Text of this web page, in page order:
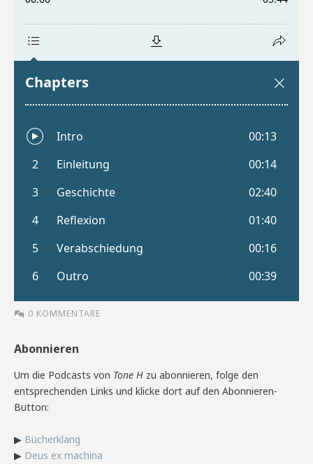
0 KOMMENTARE
Abonnieren
Um die Podcasts von Tone H zu abonnieren, folge den
entsprechenden Links und klicke dort auf den Abonnieren-
Button:
▶ Bücherklang
▶ Deus ex machina